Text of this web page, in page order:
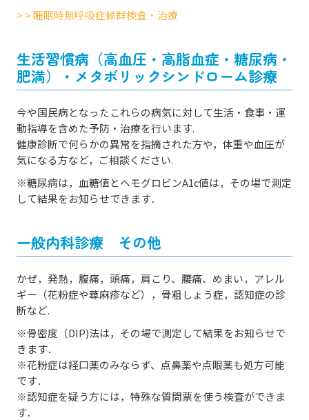
> > 睡眠時無呼吸症候群検査・治療
生活習慣病（高血圧・高脂血症・糖尿病・
肥満）・メタボリックシンドローム診療
今や国民病となったこれらの病気に対して生活・食事・運
動指導を含めた予防・治療を行います.
健康診断で何らかの異常を指摘された方や，体重や血圧が
気になる方など，ご相談ください.
※糖尿病は，血糖値とヘモグロビンA1c値は，その場で測定
して結果をお知らせできます．
一般内科診療 その他
かぜ，発熱，腹痛，頭痛，肩こり、腰痛、めまい，アレル
ギー（花粉症や蕁麻疹など），骨粗しょう症，認知症の診
断など.
※骨密度（DIP)法は，その場で測定して結果をお知らせで
きます．
※花粉症は経口薬のみならず、点鼻薬や点眼薬も処方可能
です．
※認知症を疑う方には，特殊な質問票を使う検査ができま
す．